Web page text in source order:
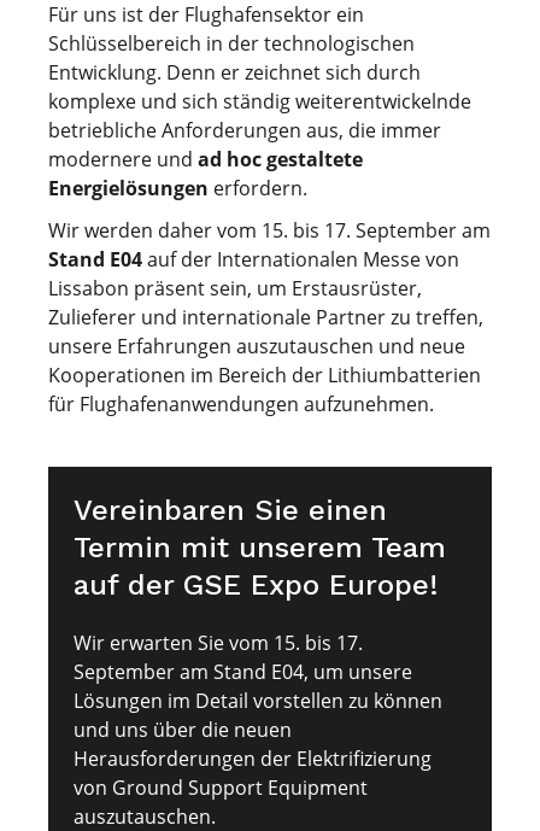
Für uns ist der Flughafensektor ein
Schlüsselbereich in der technologischen
Entwicklung. Denn er zeichnet sich durch
komplexe und sich ständig weiterentwickelnde
betriebliche Anforderungen aus, die immer
modernere und ad hoc gestaltete
Energielösungen erfordern.
Wir werden daher vom 15. bis 17. September am
Stand E04auf der Internationalen Messe von
Lissabon präsent sein, um Erstausrüster,
Zulieferer und internationale Partner zu treffen,
unsere Erfahrungen auszutauschen und neue
Kooperationen im Bereich der Lithiumbatterien
für Flughafenanwendungen aufzunehmen.
Vereinbaren Sie einen
Termin mit unserem Team
auf der GSE Expo Europe!
Wir erwarten Sie vom 15. bis 17.
September am Stand E04, um unsere
Lösungen im Detail vorstellen zu können
und uns über die neuen
Herausforderungen der Elektrifizierung
von Ground Support Equipment
auszutauschen.